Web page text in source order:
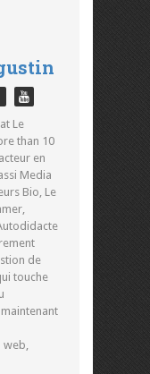
Le
than 10
en
Media
Bio, Le
de
touche